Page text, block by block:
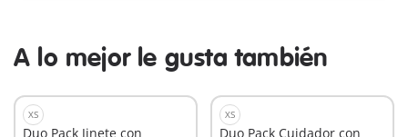
A lo mejor le gusta también
XS
Duo Pack Jinete con
XS
Duo Pack Cuidador con